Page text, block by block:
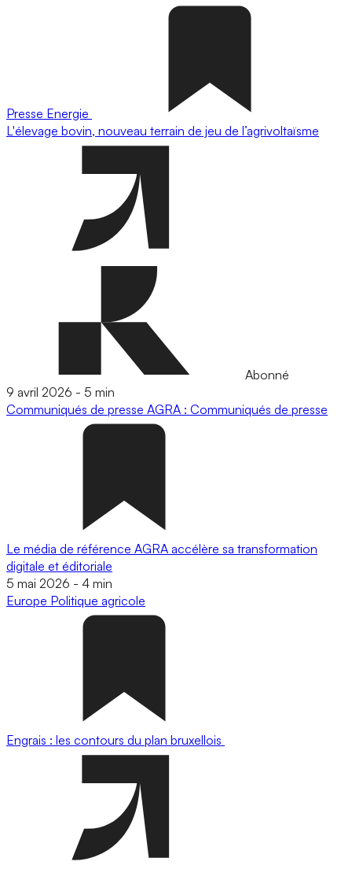
Presse Energie
L'élevage bovin, nouveau terrain de jeu de l’agrivoltaïsme
Abonné
9 avril 2026 - 5 min
Communiqués de presse AGRA : Communiqués de presse
Le média de référence AGRA accélère sa transformation
digitale et éditoriale
5 mai 2026 - 4 min
Europe Politique agricole
Engrais : les contours du plan bruxellois